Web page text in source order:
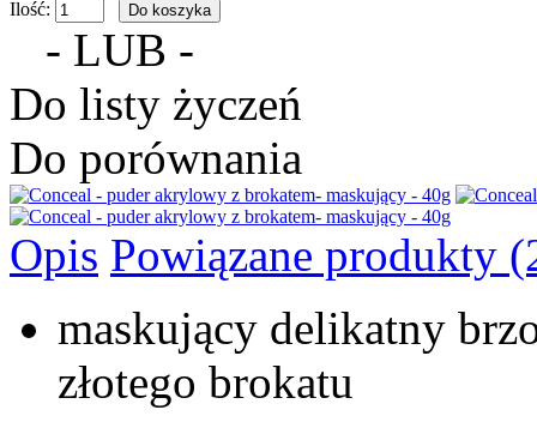
Ilość:
- LUB -
Do listy życzeń
Do porównania
Opis Powiązane produkty
maskujący delikatny
złotego brokatu